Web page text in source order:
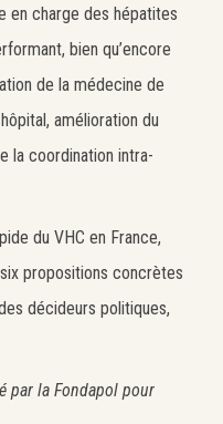
en charge des hépatites
bien qu’encore
de la médecine de
amélioration du
la coordination intra-
du VHC en France,
propositions concrètes
décideurs politiques,
par la Fondapol pour